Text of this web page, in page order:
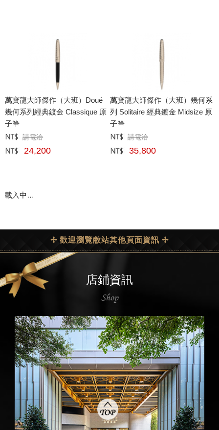
萬寶龍大師傑作（大班）Doué
幾何系列經典鍍金 Classique 原
子筆
定價﹕請電洽
網購﹕ 24,200
萬寶龍大師傑作（大班）幾何系
列 Solitaire 經典鍍金 Midsize 原
子筆
定價﹕ 請電洽
網購﹕ 35,800
載入中…
✢ 歡迎瀏覽敝站其他頁面資訊 ✢
店鋪資訊
Shop